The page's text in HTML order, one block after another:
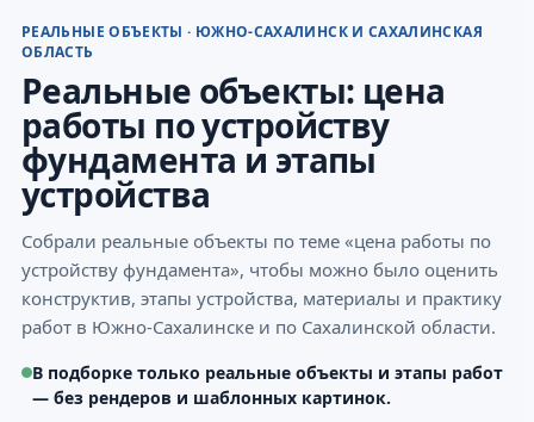
РЕАЛЬНЫЕ ОБЪЕКТЫ · ЮЖНО-САХАЛИНСК И САХАЛИНСКАЯ
ОБЛАСТЬ
Реальные объекты: цена
работы по устройству
фундамента и этапы
устройства
Собрали реальные объекты по теме «цена работы по
устройству фундамента», чтобы можно было оценить
конструктив, этапы устройства, материалы и практику
работ в Южно-Сахалинске и по Сахалинской области.
В подборке только реальные объекты и этапы работ
— без рендеров и шаблонных картинок.